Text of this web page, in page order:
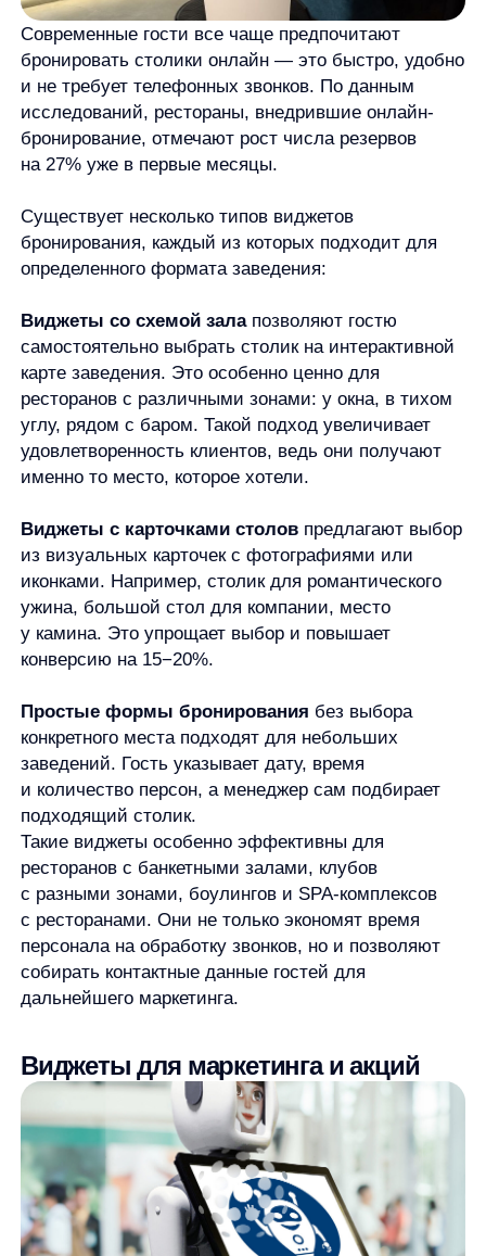
Виджеты со схемой залапозволяют гостю
самостоятельно выбрать столик на интерактивной
карте заведения. Это особенно ценно для
ресторанов с различными зонами: у окна, в тихом
углу, рядом с баром. Такой подход увеличивает
удовлетворенность клиентов, ведь они получают
именно то место, которое хотели.
из визуальных карточек с фотографиями или
иконками. Например, столик для романтического
ужина, большой стол для компании, место
у камина. Это упрощает выбор и повышает
Простые формы бронированиябез выбора
конкретного места подходят для небольших
заведений. Гость указывает дату, время
и количество персон, а менеджер сам подбирает
подходящий столик.
Такие виджеты особенно эффективны для
ресторанов с банкетными залами, клубов
с ресторанами. Они не только экономят время
персонала на обработку звонков, но и позволяют
собирать контактные данные гостей для
дальнейшего маркетинга.
Виджеты для маркетинга и акций
Привлекательные акции — мощный инструмент
увеличения трафика и среднего чека.
Интерактивные виджеты помогают эффективно
доносить информацию о специальных
предложениях до потенциальных гостей.
Счастливые часы —один из самых популярных
заполнить зал в периоды низкой загрузки.
Статистика показывает, что рестораны,
использующие такие виджеты, увеличивают
дневную выручку на 22−35%.
Акции формата «1+1» особенно эффективны,
учитывая, что 45% людей посещают рестораны
именно с друзьями. Виджет, предлагающий второе
блюдо или напиток в подарок, не только